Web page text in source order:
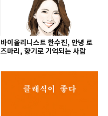
바이올리니스트 한수진, 안녕 로
즈마리, 향기로 기억되는 사람